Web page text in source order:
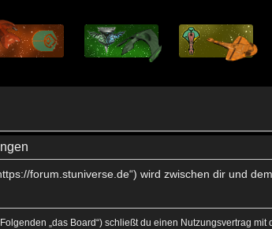
forum.stuniverse.de“) wird zwischen dir und
„das Board“) schließt du einen Nutzungsvertrag